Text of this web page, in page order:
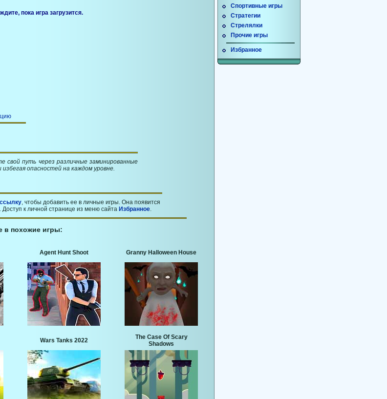
для запуска игры прямо сейчас.
свой путь через различные заминированные
опасностей на каждом уровне.
ссылку, чтобы добавить ее в личные игры. Она появится
к личной странице из меню сайта Избранное.
в похожие игры:
Agent Hunt Shoot Granny Halloween House
Wars Tanks 2022
The Case Of Scary
Shadows
Спортивные игры
Стратегии
Стрелялки
Прочие игры
Избранное